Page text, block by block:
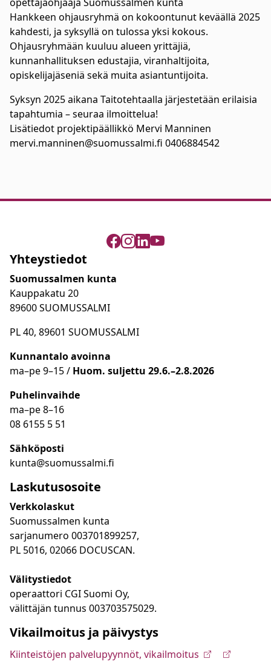
Hankkeen ohjausryhmä on kokoontunut keväällä 2025
kahdesti, ja syksyllä on tulossa yksi kokous.
Ohjausryhmään kuuluu alueen yrittäjiä,
kunnanhallituksen edustajia, viranhaltijoita,
opiskelijajäseniä sekä muita asiantuntijoita.
Syksyn 2025 aikana Taitotehtaalla järjestetään erilaisia
tapahtumia – seuraa ilmoittelua!
Lisätiedot projektipäällikkö Mervi Manninen
mervi.manninen@suomussalmi.fi 0406884542
Yhteystiedot
Suomussalmen kunta
Kauppakatu 20
89600 SUOMUSSALMI
PL 40, 89601 SUOMUSSALMI
Kunnantalo avoinna
ma–pe 9–15 / Huom. suljettu 29.6.–2.8.2026
Puhelinvaihde
ma–pe 8–16
08 6155 5 51
Sähköposti
kunta@suomussalmi.fi
Laskutusosoite
Verkkolaskut
Suomussalmen kunta
sarjanumero 003701899257,
PL 5016, 02066 DOCUSCAN.
Välitystiedot
operaattori CGI Suomi Oy,
välittäjän tunnus 003703575029.
Vikailmoitus ja päivystys
Kiinteistöjen palvelupyynnöt, vikailmoitus